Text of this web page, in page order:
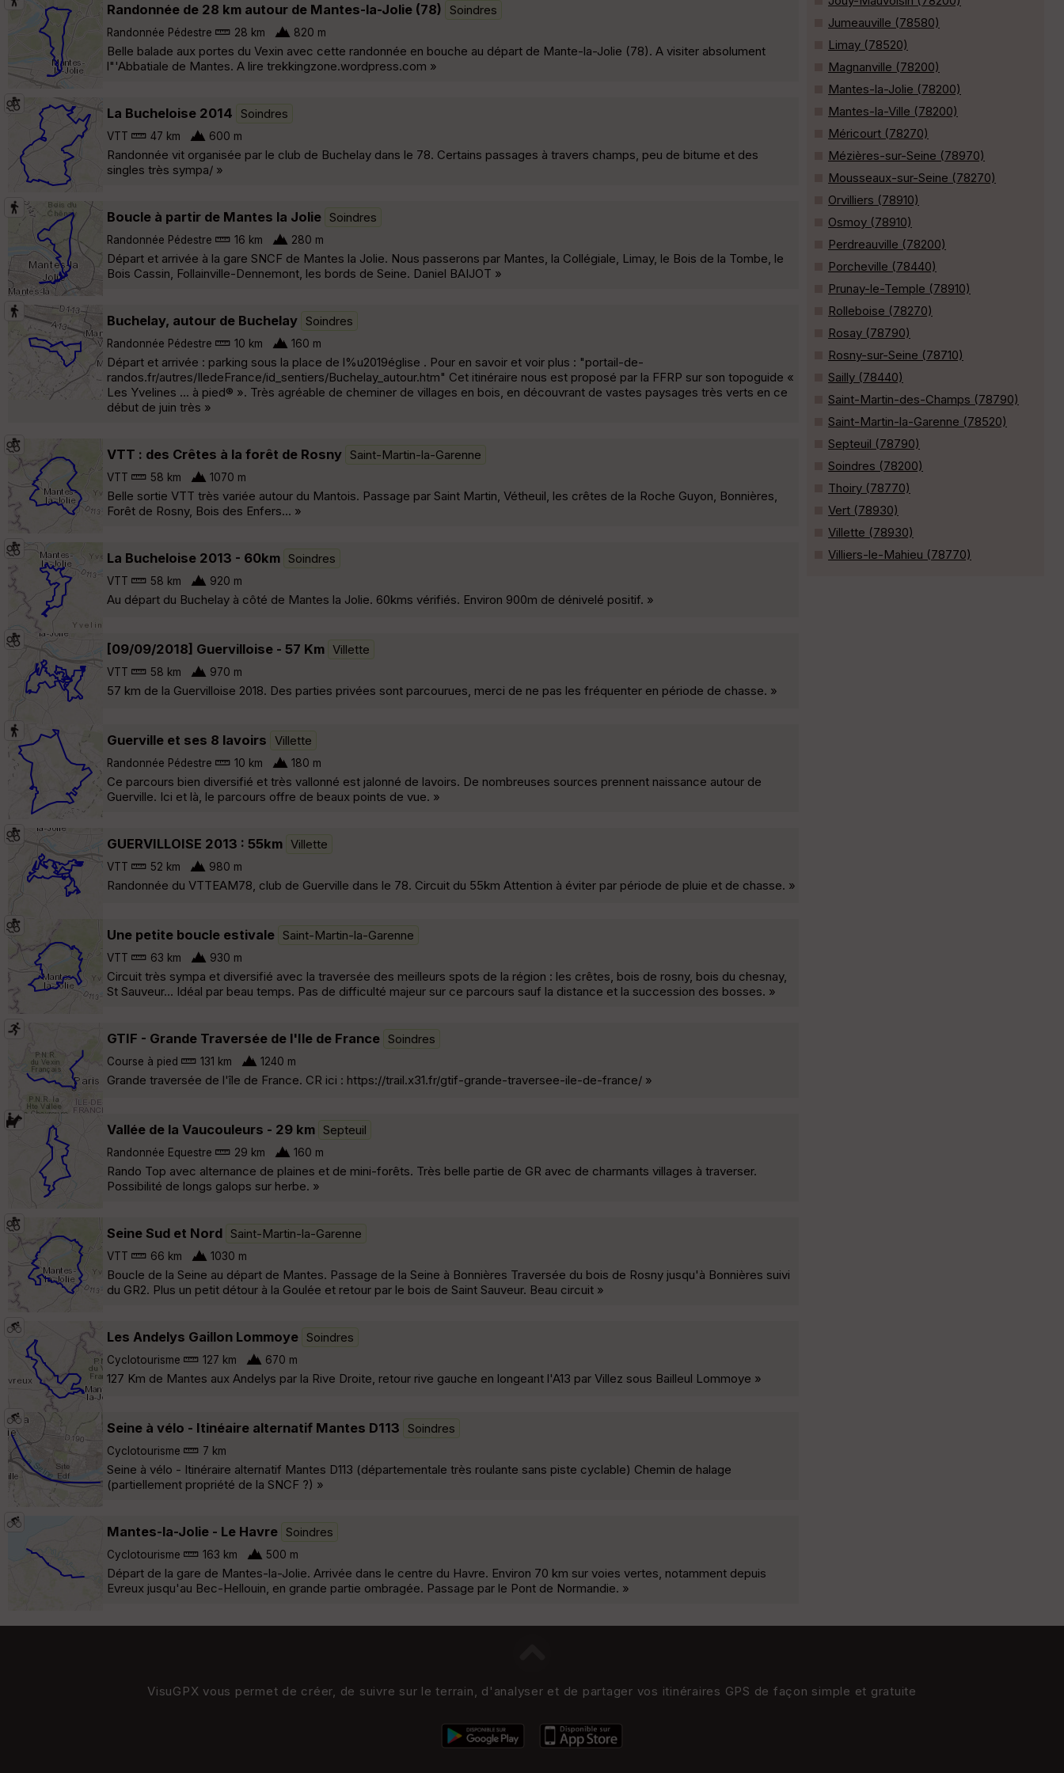
Randonnée de 28 km autour de Mantes-la-Jolie (78) Soindres
Randonnée Pédestre 28 km 820 m
Belle balade aux portes du Vexin avec cette randonnée en bouche au départ de Mante-la-Jolie (78). A visiter absolument
l"'Abbatiale de Mantes. A lire trekkingzone.wordpress.com »
La Bucheloise 2014 Soindres
VTT 47 km 600 m
Randonnée vit organisée par le club de Buchelay dans le 78. Certains passages à travers champs, peu de bitume et des
singles très sympa/ »
Boucle à partir de Mantes la Jolie Soindres
Randonnée Pédestre 16 km 280 m
Départ et arrivée à la gare SNCF de Mantes la Jolie. Nous passerons par Mantes, la Collégiale, Limay, le Bois de la Tombe, le
Bois Cassin, Follainville-Dennemont, les bords de Seine. Daniel BAIJOT »
Buchelay, autour de Buchelay Soindres
Randonnée Pédestre 10 km 160 m
Départ et arrivée : parking sous la place de l%u2019église . Pour en savoir et voir plus : "portail-de-
randos.fr/autres/IledeFrance/id_sentiers/Buchelay_autour.htm" Cet itinéraire nous est proposé par la FFRP sur son topoguide «
Les Yvelines ... à pied® ». Très agréable de cheminer de villages en bois, en découvrant de vastes paysages très verts en ce
début de juin très »
VTT : des Crêtes à la forêt de Rosny Saint-Martin-la-Garenne
VTT 58 km 1070 m
Belle sortie VTT très variée autour du Mantois. Passage par Saint Martin, Vétheuil, les crêtes de la Roche Guyon, Bonnières,
Forêt de Rosny, Bois des Enfers... »
La Bucheloise 2013 - 60km Soindres
VTT 58 km 920 m
Au départ du Buchelay à côté de Mantes la Jolie. 60kms vérifiés. Environ 900m de dénivelé positif. »
[09/09/2018] Guervilloise - 57 Km Villette
VTT 58 km 970 m
57 km de la Guervilloise 2018. Des parties privées sont parcourues, merci de ne pas les fréquenter en période de chasse. »
Guerville et ses 8 lavoirs Villette
Randonnée Pédestre 10 km 180 m
Ce parcours bien diversifié et très vallonné est jalonné de lavoirs. De nombreuses sources prennent naissance autour de
Guerville. Ici et là, le parcours offre de beaux points de vue. »
GUERVILLOISE 2013 : 55km Villette
VTT 52 km 980 m
Randonnée du VTTEAM78, club de Guerville dans le 78. Circuit du 55km Attention à éviter par période de pluie et de chasse. »
Une petite boucle estivale Saint-Martin-la-Garenne
VTT 63 km 930 m
Circuit très sympa et diversifié avec la traversée des meilleurs spots de la région : les crêtes, bois de rosny, bois du chesnay,
St Sauveur... Idéal par beau temps. Pas de difficulté majeur sur ce parcours sauf la distance et la succession des bosses. »
GTIF - Grande Traversée de l'Ile de France Soindres
Course à pied 131 km 1240 m
Grande traversée de l'île de France. CR ici : https://trail.x31.fr/gtif-grande-traversee-ile-de-france/ »
Vallée de la Vaucouleurs - 29 km Septeuil
Randonnée Equestre 29 km 160 m
Rando Top avec alternance de plaines et de mini-forêts. Très belle partie de GR avec de charmants villages à traverser.
Possibilité de longs galops sur herbe. »
Seine Sud et Nord Saint-Martin-la-Garenne
VTT 66 km 1030 m
Boucle de la Seine au départ de Mantes. Passage de la Seine à Bonnières Traversée du bois de Rosny jusqu'à Bonnières suivi
du GR2. Plus un petit détour à la Goulée et retour par le bois de Saint Sauveur. Beau circuit »
Les Andelys Gaillon Lommoye Soindres
Cyclotourisme 127 km 670 m
127 Km de Mantes aux Andelys par la Rive Droite, retour rive gauche en longeant l'A13 par Villez sous Bailleul Lommoye »
Seine à vélo - Itinéaire alternatif Mantes D113 Soindres
Cyclotourisme 7 km
Seine à vélo - Itinéraire alternatif Mantes D113 (départementale très roulante sans piste cyclable) Chemin de halage
(partiellement propriété de la SNCF ?) »
Mantes-la-Jolie - Le Havre Soindres
Cyclotourisme 163 km 500 m
Départ de la gare de Mantes-la-Jolie. Arrivée dans le centre du Havre. Environ 70 km sur voies vertes, notamment depuis
Evreux jusqu'au Bec-Hellouin, en grande partie ombragée. Passage par le Pont de Normandie. »
Jumeauville (78580)
Limay (78520)
Magnanville (78200)
Mantes-la-Jolie (78200)
Mantes-la-Ville (78200)
Méricourt (78270)
Mézières-sur-Seine (78970)
Mousseaux-sur-Seine (78270)
Orvilliers (78910)
Osmoy (78910)
Perdreauville (78200)
Porcheville (78440)
Prunay-le-Temple (78910)
Rolleboise (78270)
Rosay (78790)
Rosny-sur-Seine (78710)
Sailly (78440)
Saint-Martin-des-Champs (78790)
Saint-Martin-la-Garenne (78520)
Septeuil (78790)
Soindres (78200)
Thoiry (78770)
Vert (78930)
Villette (78930)
Villiers-le-Mahieu (78770)
VisuGPX vous permet de créer, de suivre sur le terrain, d'analyser et de partager vos itinéraires GPS de façon simple et gratuite